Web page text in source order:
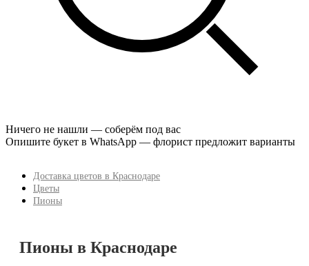
Ничего не нашли — соберём под вас
Опишите букет в WhatsApp — флорист предложит варианты
Доставка цветов в Краснодаре
Цветы
Пионы
Пионы в Краснодаре